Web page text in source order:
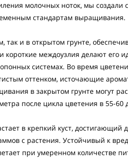
молочных ноток, мы создали
стандартам выращивания.
так и в открытом грунте,
междоузлия делают его
системах. Во время
оттенком, источающие
в закрытом грунте могут
после цикла цветения в 55-60
в крепкий куст, достигающий
с растения. Устойчивый к
при умеренном количестве